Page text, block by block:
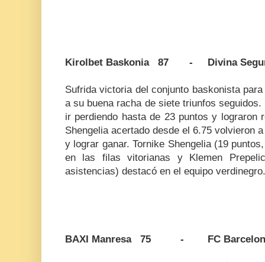
Kirolbet Baskonia 87 - Divina
Sufrida victoria del conjunto baskonista
a su buena racha de siete triunfos
ir perdiendo hasta de 23 puntos y lograron
Shengelia acertado desde el 6.75 volvieron
y lograr ganar. Tornike Shengelia (19
en las filas vitorianas y Klemen
asistencias) destacó en el equipo verdinegro.
BAXI Manresa 75 - FC